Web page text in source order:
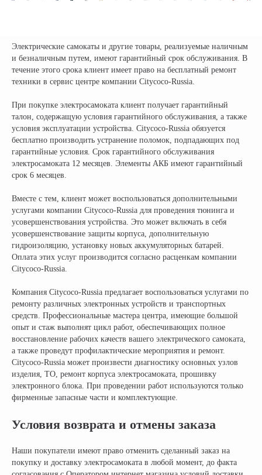
Электрические самокаты и другие товары, реализуемые наличным
и безналичным путем, имеют гарантийный срок обслуживания. В
течение этого срока клиент имеет право на бесплатный ремонт
техники в сервис центре компании Citycoco-Russia.
При покупке электросамоката клиент получает гарантийный
талон, содержащую условия гарантийного обслуживания, а также
условия эксплуатации устройства. Citycoco-Russia обязуется
бесплатно производить устранение поломок, подпадающих под
гарантийные условия. Срок гарантийного обслуживания
электросамоката 12 месяцев. Элементы АКБ имеют гарантийный
срок 6 месяцев.
Вместе с тем, клиент может воспользоваться дополнительными
услугами компании Citycoco-Russia для проведения тюнинга и
усовершенствования устройства. Это может включать в себя
усовершенствование защиты корпуса, дополнительную
гидроизоляцию, установку новых аккумуляторных батарей.
Оплата этих услуг производится согласно расценкам компании
Citycoco-Russia.
Компания Citycoco-Russia предлагает воспользоваться услугами по
ремонту различных электронных устройств и транспортных
средств. Профессиональные мастера центра, имеющие большой
опыт и стаж выполнят цикл работ, обеспечивающих полное
восстановление рабочих качеств вашего электрического самоката,
а также проведут профилактические мероприятия и ремонт.
Citycoco-Russia может произвести диагностику основных узлов
изделия, ТО, ремонт корпуса электросамоката, прошивку
электронного блока. При проведении работ используются только
фирменные запасные части и комплектующие.
Условия возврата и отмены заказа
Наши покупатели имеют право отменить сделанный заказ на
покупку и доставку электросамоката в любой момент, до факта